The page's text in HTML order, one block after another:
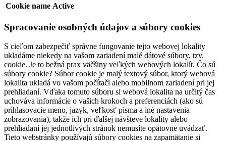
Cookie name Active
Spracovanie osobných údajov a súbory cookies
S cieľom zabezpečiť správne fungovanie tejto webovej lokality
ukladáme niekedy na vašom zariadení malé dátové súbory, tzv.
cookie. Je to bežná prax väčšiny veľkých webových lokalít. Čo sú
súbory cookie? Súbor cookie je malý textový súbor, ktorý webová
lokalita ukladá vo vašom počítači alebo mobilnom zariadení pri jej
prehliadaní. Vďaka tomuto súboru si webová lokalita na určitý čas
uchováva informácie o vašich krokoch a preferenciách (ako sú
prihlasovacie meno, jazyk, veľkosť písma a iné nastavenia
zobrazovania), takže ich pri ďalšej návšteve lokality alebo
prehliadaní jej jednotlivých stránok nemusíte opätovne uvádzať.
Tieto webstránky používajú súbory cookies na zapamätanie si